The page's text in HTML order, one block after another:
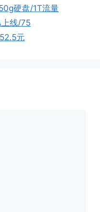
硬盘/1T流量
上线/75
元